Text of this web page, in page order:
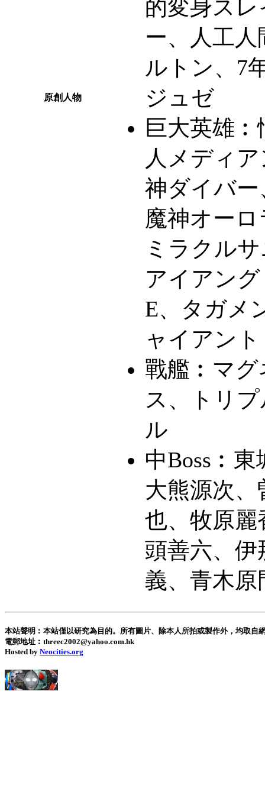
原創人物
的変身スレ
ー、人工人
ルトン、7
ジュゼ
巨大英雄︰
人メディ
神ダイバー
魔神オー
ミラクル
アイアン
E、タガメ
ャイアント
戰艦︰ マグ
ス、トリ
ル
中Boss︰ 東
大熊源次、
也、牧原麗
頭善六、伊
義、青木原
本站聲明︰本站僅以研究為目的。所有圖片、除本人所拍或製作外，均取
電郵地址︰threec2002@yahoo.com.hk
Hosted by Neocities.org